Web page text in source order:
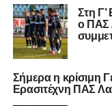
Στη
ο ΠΑΣ
Σήμερα η κρίσιμη
Ερασιτέχνη ΠΑΣ